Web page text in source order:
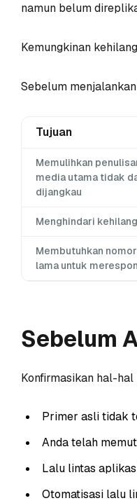
namun belum
Kemungkinan
Sebelum
Tujuan
Memulihkan
media utama tidak
dijangkau
Menghindari
Membutuhkan
lama untuk
Sebelum
Konfirmasikan hal-
Primer asli tidak
Anda telah
Lalu lintas
Otomatisasi lalu